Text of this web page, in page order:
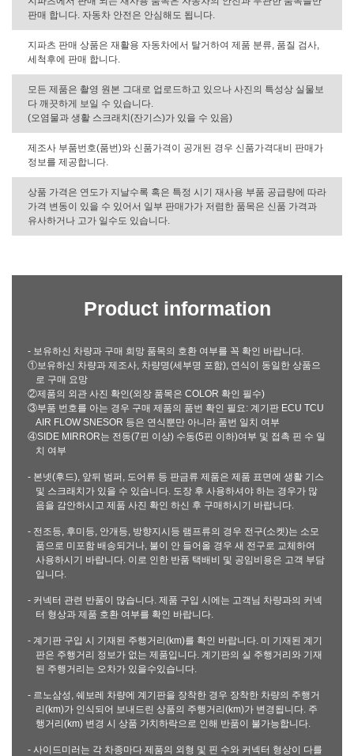
판매 합니다. 자동차 안전은 안심해도 됩니다.
지파츠 판매 상품은 재활용 자동차에서 탈거하여 제품 분류, 품질 검사,
세척후에 판매 합니다.
모든 제품은 촬영 원본 그대로 업로드하고 있으나 사진의 특성상 실물보
다 깨끗하게 보일 수 있습니다.
(오염물과 생활 스크래치(잔기스)가 있을 수 있음)
제조사 부품번호(품번)와 신품가격이 공개된 경우 신품가격대비 판매가
정보를 제공합니다.
상품 가격은 연도가 지날수록 혹은 특정 시기 재사용 부품 공급량에 따라
가격 변동이 있을 수 있어서 일부 판매가가 저렴한 품목은 신품 가격과
유사하거나 고가 일수도 있습니다.
Product information
- 보유하신 차량과 구매 희망 품목의 호환 여부를 꼭 확인 바랍니다.
①보유하신 차량과 제조사, 차량명(세부명 포함), 연식이 동일한 상품으
로 구매 요망
②제품의 외관 사진 확인(외장 품목은 COLOR 확인 필수)
③부품 번호를 아는 경우 구매 제품의 품번 확인 필요: 계기판 ECU TCU
AIR FLOW SNESOR 등은 연식뿐만 아니라 품번 일치 여부
④SIDE MIRROR는 전동(7핀 이상) 수동(5핀 이하)여부 및 접촉 핀 수 일
치 여부
- 본넷(후드), 앞뒤 범퍼, 도어류 등 판금류 제품은 제품 표면에 생활 기스
및 스크래치가 있을 수 있습니다. 도장 후 사용하셔야 하는 경우가 많
음을 감안하시고 제품 사진 확인 하신 후 구매하시기 바랍니다.
- 전조등, 후미등, 안개등, 방향지시등 램프류의 경우 전구(소켓)는 소모
품으로 미포함 배송되거나, 불이 안 들어올 경우 새 전구로 교체하여
사용하시기 바랍니다. 이로 인한 반품 택배비 및 공임비용은 고객 부담
입니다.
- 커넥터 관련 반품이 많습니다. 제품 구입 시에는 고객님 차량과의 커넥
터 형상과 제품 호환 여부를 확인 바랍니다.
- 계기판 구입 시 기재된 주행거리(km)를 확인 바랍니다. 미 기재된 계기
판은 주행거리 정보가 없는 제품입니다. 계기판의 실 주행거리와 기재
된 주행거리는 오차가 있을수있습니다.
- 르노삼성, 쉐보레 차량에 계기판을 장착한 경우 장착한 차량의 주행거
리(km)가 인식되어 보내드린 상품의 주행거리(km)가 변경됩니다. 주
행거리(km) 변경 시 상품 가치하락으로 인해 반품이 불가능합니다.
- 사이드미러는 각 차종마다 제품의 외형 및 핀 수와 커넥터 형상이 다를